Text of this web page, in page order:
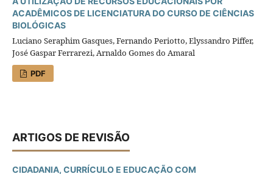
ACADÊMICOS DE LICENCIATURA DO CURSO DE CIÊNCIAS
BIOLÓGICAS
Luciano Seraphim Gasques, Fernando Periotto, Elyssandro Piffer,
José Gaspar Ferrarezi, Arnaldo Gomes do Amaral
PDF
ARTIGOS DE REVISÃO
CIDADANIA, CURRÍCULO E EDUCAÇÃO COM